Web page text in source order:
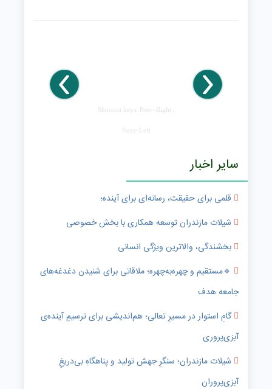
Shortcut keys: Prev=Right ,
Next=Left
سایر اخبار
قلمی برای حقیقت، رسانه‌ای برای آینده؛
شیلات مازندران توسعه همکاری با بخش خصوصی
بخشندگی، والاترین ویژگی انسانی
🔹️مستقیم و چهره‌به‌چهره؛ ملاقاتی برای شنیدن دغدغه‌های
جامعه هدف
گامِ استوار در مسیرِ تعالی؛ هم‌اندیشی برای ترسیمِ آینده‌ی
آبزی‌پروری
شیلات مازندران؛ سنگرِ جهش تولید و پناهگاهِ بی‌دریغِ
آبزی‌پروران